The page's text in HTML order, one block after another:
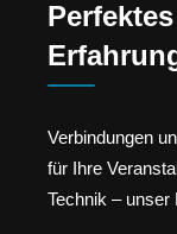
Verbindungen
für Ihre
Technik –